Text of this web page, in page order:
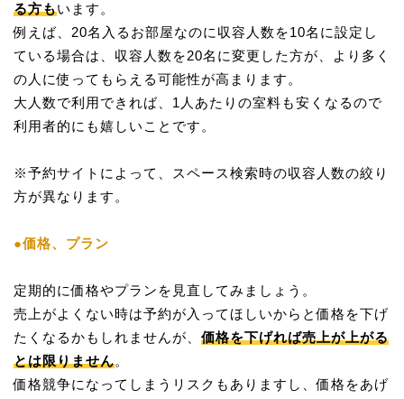
る方もいます。
例えば、20名入るお部屋なのに収容人数を10名に設定し
ている場合は、収容人数を20名に変更した方が、より多く
の人に使ってもらえる可能性が高まります。
大人数で利用できれば、1人あたりの室料も安くなるので
利用者的にも嬉しいことです。
※予約サイトによって、スペース検索時の収容人数の絞り
方が異なります。
●価格、プラン
定期的に価格やプランを見直してみましょう。
売上がよくない時は予約が入ってほしいからと価格を下げ
たくなるかもしれませんが、 価格を下げれば売上が上がる
とは限りません。
価格競争になってしまうリスクもありますし、価格をあげ